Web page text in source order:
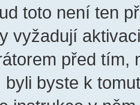
toto není ten
vyžadují
před tím,
byli byste k